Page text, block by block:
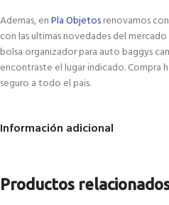
Ademas, enPla Objetosrenovamos
con las ultimas novedades del mercado
bolsa organizador para auto baggys
encontraste el lugar indicado.
seguro a todo el pais.
Información adicional
Productos